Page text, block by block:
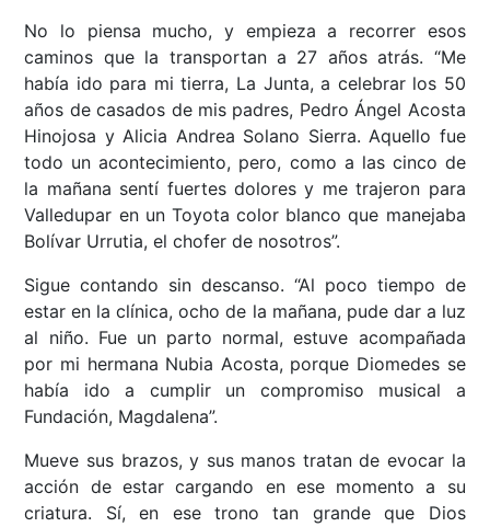
No lo piensa mucho, y empieza a recorrer esos
caminos que la transportan a 27 años atrás. “Me
había ido para mi tierra, La Junta, a celebrar los 50
años de casados de mis padres, Pedro Ángel Acosta
Hinojosa y Alicia Andrea Solano Sierra. Aquello fue
todo un acontecimiento, pero, como a las cinco de
la mañana sentí fuertes dolores y me trajeron para
Valledupar en un Toyota color blanco que manejaba
Bolívar Urrutia, el chofer de nosotros”.
Sigue contando sin descanso. “Al poco tiempo de
estar en la clínica, ocho de la mañana, pude dar a luz
al niño. Fue un parto normal, estuve acompañada
por mi hermana Nubia Acosta, porque Diomedes se
había ido a cumplir un compromiso musical a
Fundación, Magdalena”.
Mueve sus brazos, y sus manos tratan de evocar la
acción de estar cargando en ese momento a su
criatura. Sí, en ese trono tan grande que Dios